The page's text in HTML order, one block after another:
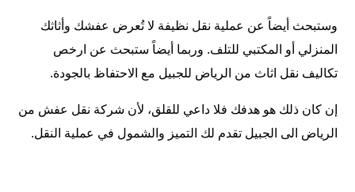
وستبحث أيضاً عن عملية نقل نظيفة لا تُعرض عفشك وأثاثك
المنزلي أو المكتبي للتلف. وربما أيضاً ستبحث عن ارخص
تكاليف نقل اثاث من الرياض للجبيل مع الاحتفاظ بالجودة.
إن كان ذلك هو هدفك فلا داعي للقلق، لأن شركة نقل عفش من
الرياض الى الجبيل تقدم لك التميز والشمول في عملية النقل.